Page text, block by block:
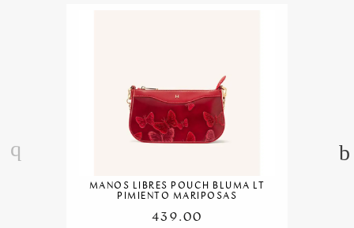
MANOS LIBRES POUCH BLUMA LT
PIMIENTO MARIPOSAS
439.00